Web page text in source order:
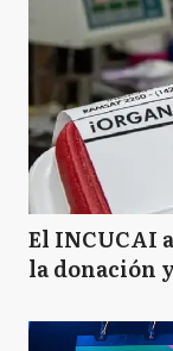
El INCUCAI
la donación